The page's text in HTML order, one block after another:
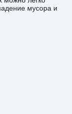
мусора и